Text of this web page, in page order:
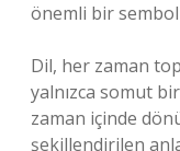
önemli bir
Dil, her zaman
yalnızca somut
zaman içinde
şekillendirilen